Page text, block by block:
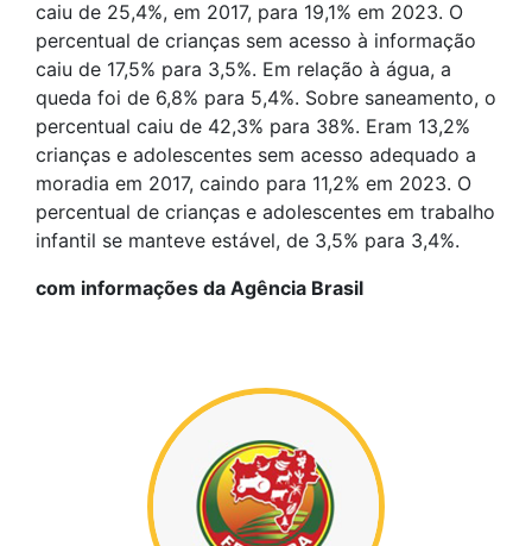
caiu de 25,4%, em 2017, para 19,1% em 2023. O
percentual de crianças sem acesso à informação
caiu de 17,5% para 3,5%. Em relação à água, a
queda foi de 6,8% para 5,4%. Sobre saneamento, o
percentual caiu de 42,3% para 38%. Eram 13,2%
crianças e adolescentes sem acesso adequado a
moradia em 2017, caindo para 11,2% em 2023. O
percentual de crianças e adolescentes em trabalho
infantil se manteve estável, de 3,5% para 3,4%.
com informações da Agência Brasil